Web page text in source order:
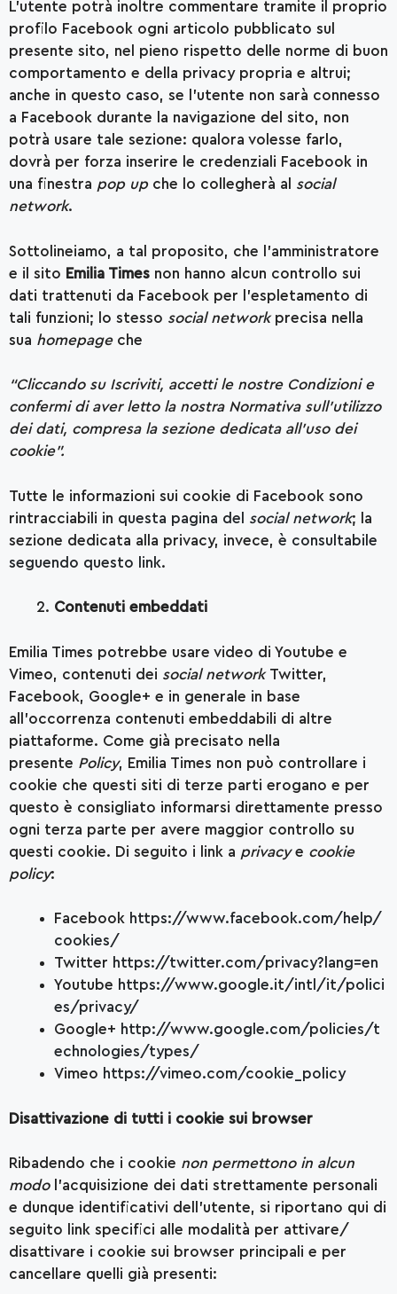
L’utente potrà inoltre commentare tramite il proprio
profilo Facebook ogni articolo pubblicato sul
presente sito, nel pieno rispetto delle norme di buon
comportamento e della privacy propria e altrui;
anche in questo caso, se l’utente non sarà connesso
a Facebook durante la navigazione del sito, non
potrà usare tale sezione: qualora volesse farlo,
dovrà per forza inserire le credenziali Facebook in
una finestra pop upche lo collegherà al social
network.
Sottolineiamo, a tal proposito, che l’amministratore
e il sito Emilia Times non hanno alcun controllo sui
dati trattenuti da Facebook per l’espletamento di
tali funzioni; lo stesso social network precisa nella
sua homepage che
“Cliccando su Iscriviti, accetti le nostre Condizioni e
confermi di aver letto la nostra Normativa sull’utilizzo
dei dati, compresa la sezione dedicata all’uso dei
cookie”.
Tutte le informazioni sui cookie di Facebook sono
rintracciabili in questa pagina del social network; la
sezione dedicata alla privacy, invece, è consultabile
seguendo questo link.
Contenuti embeddati
Emilia Times potrebbe usare video di Youtube e
Vimeo, contenuti dei social network Twitter,
Facebook, Google+ e in generale in base
all’occorrenza contenuti embeddabili di altre
piattaforme. Come già precisato nella
presente Policy, Emilia Times non può controllare i
cookie che questi siti di terze parti erogano e per
questo è consigliato informarsi direttamente presso
ogni terza parte per avere maggior controllo su
questi cookie. Di seguito i link a privacye cookie
policy:
Facebook https://www.facebook.com/help/
cookies/
Twitter https://twitter.com/privacy?lang=en
Youtube https://www.google.it/intl/it/polici
es/privacy/
Google+ http://www.google.com/policies/t
echnologies/types/
Vimeo https://vimeo.com/cookie_policy
Disattivazione di tutti i cookie sui browser
Ribadendo che i cookie non permettono in alcun
modol’acquisizione dei dati strettamente personali
e dunque identificativi dell’utente, si riportano qui di
seguito link specifici alle modalità per attivare/
disattivare i cookie sui browser principali e per
cancellare quelli già presenti: